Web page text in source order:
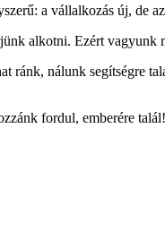
a vállalkozás új, de
alkotni. Ezért vagyunk
ránk, nálunk segítségre
fordul, emberére